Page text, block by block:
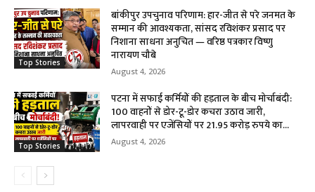
Top Stories
बांकीपुर उपचुनाव परिणाम: हार-जीत से परे जनमत के
सम्मान की आवश्यकता, सांसद रविशंकर प्रसाद पर
निशाना साधना अनुचित — वरिष्ठ पत्रकार विष्णु
नारायण चौबे
August 4, 2026
Top Stories
पटना में सफाई कर्मियों की हड़ताल के बीच मोर्चाबंदी:
100 वाहनों से डोर-टू-डोर कचरा उठाव जारी,
लापरवाही पर एजेंसियों पर 21.95 करोड़ रुपये का...
August 4, 2026